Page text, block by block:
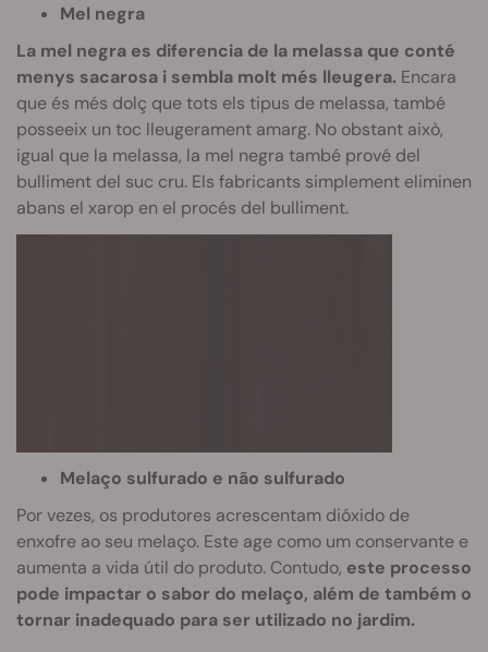
Mel negra
La mel negra es diferencia de la melassa que conté
menys sacarosa i sembla molt més lleugera. Encara
que és més dolç que tots els tipus de melassa, també
posseeix un toc lleugerament amarg. No obstant això,
igual que la melassa, la mel negra també prové del
bulliment del suc cru. Els fabricants simplement eliminen
abans el xarop en el procés del bulliment.
Melaço sulfurado e não sulfurado
Por vezes, os produtores acrescentam dióxido de
enxofre ao seu melaço. Este age como um conservante e
aumenta a vida útil do produto. Contudo, este processo
pode impactar o sabor do melaço, além de também o
tornar inadequado para ser utilizado no jardim.